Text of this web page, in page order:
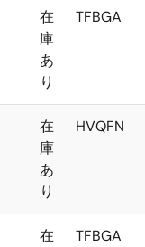
在
庫
あ
り
TFBGA
在
庫
あ
り
HVQFN
在
TFBGA